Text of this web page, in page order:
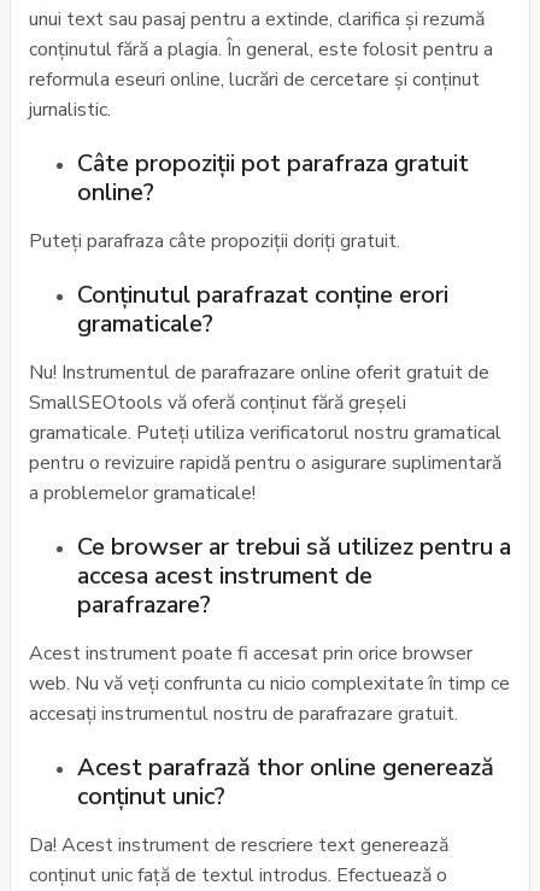
unui text sau pasaj pentru a extinde, clarifica și rezumă
conținutul fără a plagia. În general, este folosit pentru a
reformula eseuri online, lucrări de cercetare și conținut
jurnalistic.
Câte propoziții pot parafraza gratuit
online?
Puteți parafraza câte propoziții doriți gratuit.
Conținutul parafrazat conține erori
gramaticale?
Nu! Instrumentul de parafrazare online oferit gratuit de
SmallSEOtools vă oferă conținut fără greșeli
gramaticale. Puteți utiliza verificatorul nostru gramatical
pentru o revizuire rapidă pentru o asigurare suplimentară
a problemelor gramaticale!
Ce browser ar trebui să utilizez pentru a
accesa acest instrument de
parafrazare?
Acest instrument poate fi accesat prin orice browser
web. Nu vă veți confrunta cu nicio complexitate în timp ce
accesați instrumentul nostru de parafrazare gratuit.
Acest parafrază thor online generează
conținut unic?
Da! Acest instrument de rescriere text generează
conținut unic față de textul introdus. Efectuează o